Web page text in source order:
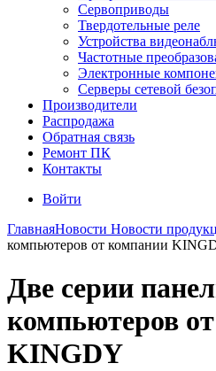
Сервоприводы
Твердотельные реле
Устройства
Частотные
Электронные
Серверы сетевой
Производители
Распродажа
Обратная связь
Ремонт ПК
Контакты
Войти
ГлавнаяНовости Новости
компьютеров от компании
Две серии
компьютеров
KINGDY